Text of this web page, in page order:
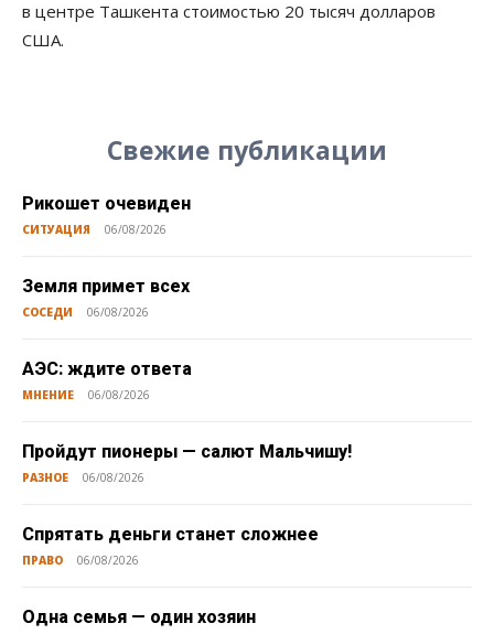
в центре Ташкента стоимостью 20 тысяч долларов
США.
Свежие публикации
Рикошет очевиден
СИТУАЦИЯ 06/08/2026
Земля примет всех
СОСЕДИ 06/08/2026
АЭС: ждите ответа
МНЕНИЕ 06/08/2026
Пройдут пионеры — салют Мальчишу!
РАЗНОЕ 06/08/2026
Спрятать деньги станет сложнее
ПРАВО 06/08/2026
Одна семья — один хозяин